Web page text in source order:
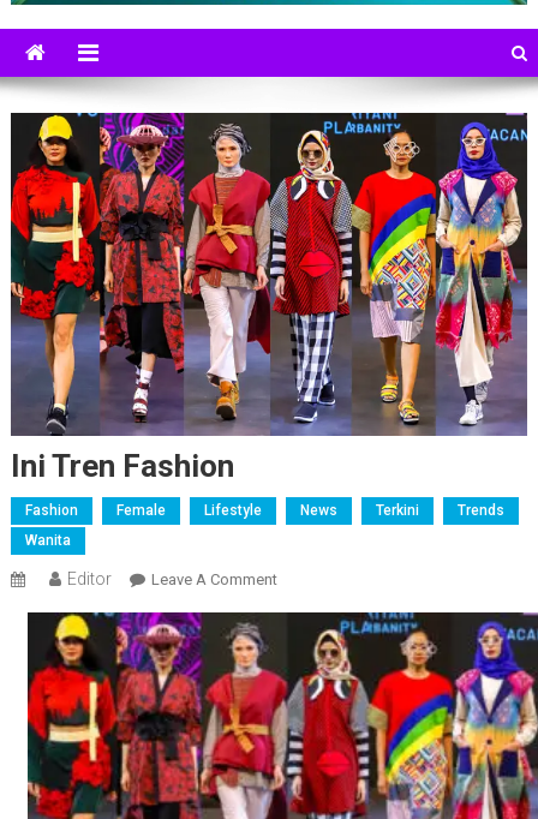
Ini Tren Fashion
Fashion Female Lifestyle News Terkini
Trends
Wanita
Editor Leave A CommentOn
Fashion